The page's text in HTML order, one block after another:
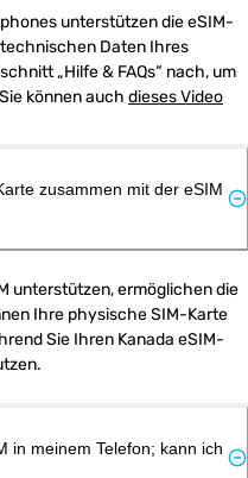
unterstützen die eSIM-
Daten Ihres
„Hilfe & FAQs“ nach, um
können auch dieses Video
zusammen mit der eSIM
unterstützen, ermöglichen die
Ihre physische SIM-Karte
Sie Ihren Kanada eSIM-
in meinem Telefon; kann ich